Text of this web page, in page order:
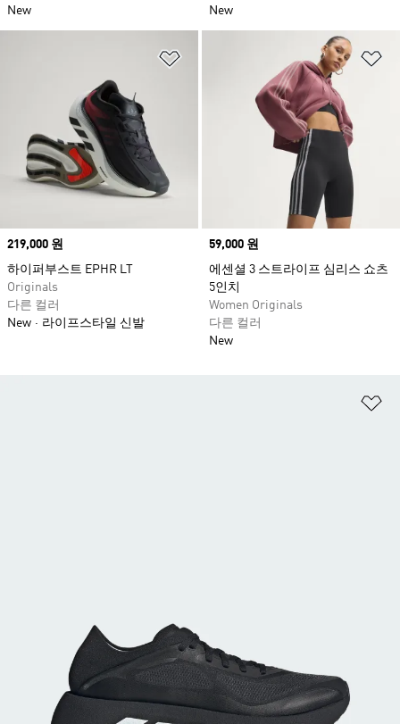
New
New
Price
219,000 원
하이퍼부스트 EPHR LT
Originals
다른 컬러
New
라이프스타일 신발
Price
59,000 원
에센셜 3 스트라이프 심리스 쇼츠
5인치
Women Originals
다른 컬러
New